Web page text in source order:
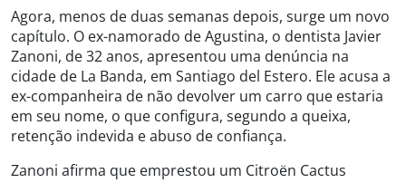
Agora, menos de duas semanas depois, surge um novo
capítulo. O ex-namorado de Agustina, o dentista Javier
Zanoni, de 32 anos, apresentou uma denúncia na
cidade de La Banda, em Santiago del Estero. Ele acusa a
ex-companheira de não devolver um carro que estaria
em seu nome, o que configura, segundo a queixa,
retenção indevida e abuso de confiança.
Zanoni afirma que emprestou um Citroën Cactus